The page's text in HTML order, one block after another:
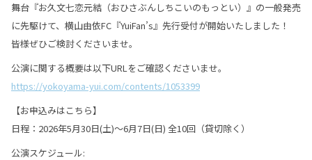
舞台『お久文七恋元結（おひさぶんしちこいのもっとい）』の一般発売
に先駆けて、横山由依FC『YuiFan’s』先行受付が開始いたしました！
皆様ぜひご検討くださいませ。
公演に関する概要は以下URLをご確認くださいませ。
https://yokoyama-yui.com/contents/1053399
【お申込みはこちら】
日程：2026年5月30日(土)～6月7日(日) 全10回（貸切除く）
公演スケジュール: